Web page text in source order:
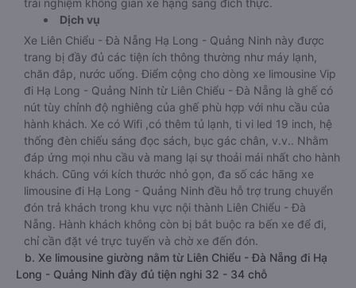
trải nghiệm không gian xe hạng sang đích thực.
Dịch vụ
Xe Liên Chiểu - Đà Nẵng Hạ Long - Quảng Ninh này được
trang bị đầy đủ các tiện ích thông thường như máy lạnh,
chăn đắp, nước uống. Điểm cộng cho dòng xe limousine Vip
đi Hạ Long - Quảng Ninh từ Liên Chiểu - Đà Nẵng là ghế có
nút tùy chỉnh độ nghiêng của ghế phù hợp với nhu cầu của
hành khách. Xe có Wifi ,có thêm tủ lạnh, ti vi led 19 inch, hệ
thống đèn chiếu sáng đọc sách, bục gác chân, v.v.. Nhằm
đáp ứng mọi nhu cầu và mang lại sự thoải mái nhất cho hành
khách. Cũng với kích thước nhỏ gọn, đa số các hãng xe
limousine đi Hạ Long - Quảng Ninh đều hỗ trợ trung chuyển
đón trả khách trong khu vực nội thành Liên Chiểu - Đà
Nẵng. Hành khách không còn bị bắt buộc ra bến xe để đi,
chỉ cần đặt vé trực tuyến và chờ xe đến đón.
b. Xe limousine giường nằm từ Liên Chiểu - Đà Nẵng đi Hạ
Long - Quảng Ninh đầy đủ tiện nghi 32 - 34 chỗ